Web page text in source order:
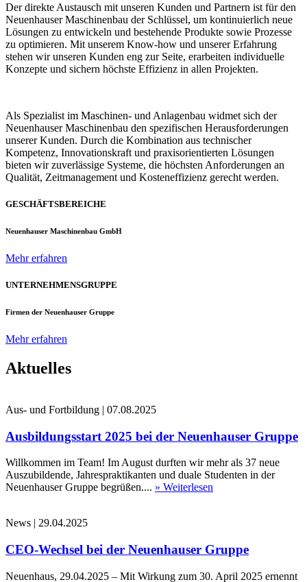
Der direkte Austausch mit unseren Kunden und Partnern ist für den
Neuenhauser Maschinenbau der Schlüssel, um kontinuierlich neue
Lösungen zu entwickeln und bestehende Produkte sowie Prozesse
zu optimieren. Mit unserem Know-how und unserer Erfahrung
stehen wir unseren Kunden eng zur Seite, erarbeiten individuelle
Konzepte und sichern höchste Effizienz in allen Projekten.
Als Spezialist im Maschinen- und Anlagenbau widmet sich der
Neuenhauser Maschinenbau den spezifischen Herausforderungen
unserer Kunden. Durch die Kombination aus technischer
Kompetenz, Innovationskraft und praxisorientierten Lösungen
bieten wir zuverlässige Systeme, die höchsten Anforderungen an
Qualität, Zeitmanagement und Kosteneffizienz gerecht werden.
GESCHÄFTSBEREICHE
Neuenhauser Maschinenbau GmbH
Mehr erfahren
UNTERNEHMENSGRUPPE
Firmen der Neuenhauser Gruppe
Mehr erfahren
Aktuelles
Aus- und Fortbildung | 07.08.2025
Ausbildungsstart 2025 bei der Neuenhauser Gruppe
Willkommen im Team! Im August durften wir mehr als 37 neue
Auszubildende, Jahrespraktikanten und duale Studenten in der
Neuenhauser Gruppe begrüßen.... » Weiterlesen
News | 29.04.2025
CEO-Wechsel bei der Neuenhauser Gruppe
Neuenhaus, 29.04.2025 – Mit Wirkung zum 30. April 2025 ernennt